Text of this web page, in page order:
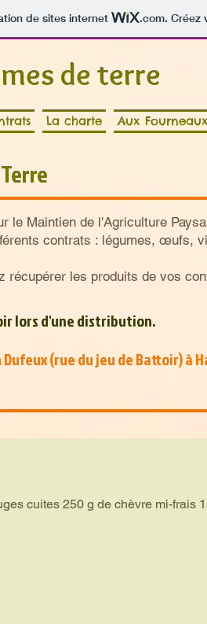
de sites internet .com. Créez
de terre
La charte Aux
Maintien de l'Agriculture
contrats : légumes, œufs,
les produits de vos
lors d'une distribution.
(rue du jeu de Battoir) à
cuites 250 g de chèvre mi-frais